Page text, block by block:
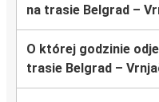
na trasie Belgrad –
O której godzinie
trasie Belgrad –